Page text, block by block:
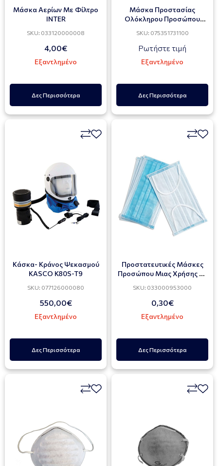
Μάσκα Αερίων Με Φίλτρο
INTER
SKU: 033120000008
4,00€
Εξαντλημένο
Δες Περισσότερα
Μάσκα Προστασίας
Ολόκληρου Προσώπου
SKU: 075351731100
Ρωτήστε τιμή
Εξαντλημένο
Δες Περισσότερα
Κάσκα- Κράνος Ψεκασμού
KASCO K80S-T9
SKU: 077126000080
550,00€
Εξαντλημένο
Δες Περισσότερα
Προστατευτικές Μάσκες
Προσώπου Μιας Χρήσης 50
SKU: 033000953000
0,30€
Εξαντλημένο
Δες Περισσότερα